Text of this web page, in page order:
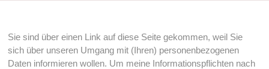
Sie sind über einen Link auf diese Seite gekommen, weil Sie
sich über unseren Umgang mit (Ihren) personenbezogenen
Daten informieren wollen. Um meine Informationspflichten nach